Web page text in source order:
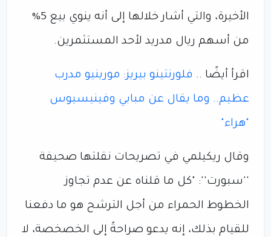
الأخيرة، والتي أشار خلالها إلى أنه ينوي بيع 5%
من أسهم ريال مدريد لأحد المستثمرين.
اقرأ أيضًا .. فلورنتينو بيريز: مورينيو مدرب
عظيم.. وما يقال عن مبابي وفينيسيوس
"هراء"
وقال ريكيلمي في تصريحات نقلتها صحيفة
''سبورت'': "كل ما قلناه عن عدم تجاوز
الخطوط الحمراء من أجل الترشح هو ما دفعنا
للقيام بذلك، إنه يدعو صراحةً إلى الخصخصة، لا